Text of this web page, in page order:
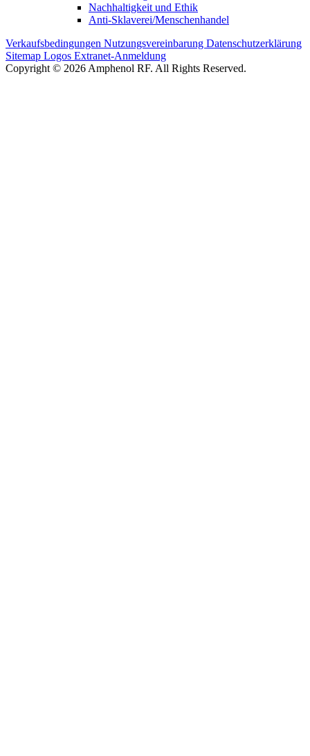
Nachhaltigkeit und Ethik
Anti-Sklaverei/Menschenhandel
Verkaufsbedingungen Nutzungsvereinbarung Datenschutzerklärung
Sitemap Logos Extranet-Anmeldung
Copyright © 2026 Amphenol RF. All Rights Reserved.